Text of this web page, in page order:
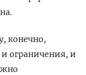
конечно,
ограничения, и